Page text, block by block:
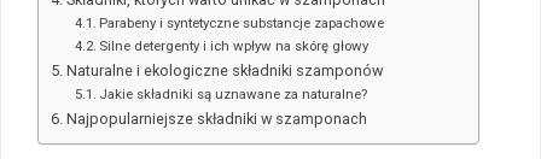
Parabeny i syntetyczne substancje zapachowe
Silne detergenty i ich wpływ na skórę głowy
Naturalne i ekologiczne składniki szamponów
Jakie składniki są uznawane za naturalne?
Najpopularniejsze składniki w szamponach